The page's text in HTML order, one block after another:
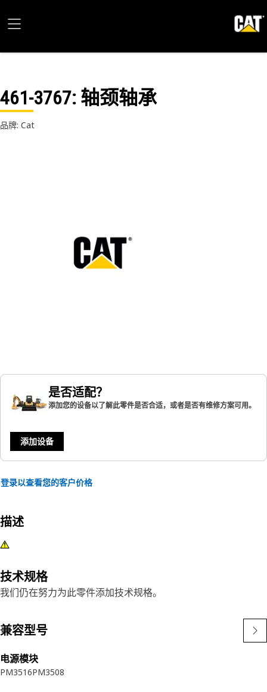
461-3767: 轴颈轴承
品牌: Cat
是否适配？
添加您的设备以了解此零件是否合适，或者是否有维修方案可用。
添加设备
登录以查看您的客户价格
描述
技术规格
我们仍在努力为此零件添加技术规格。
兼容型号
电源模块
PM3516PM3508